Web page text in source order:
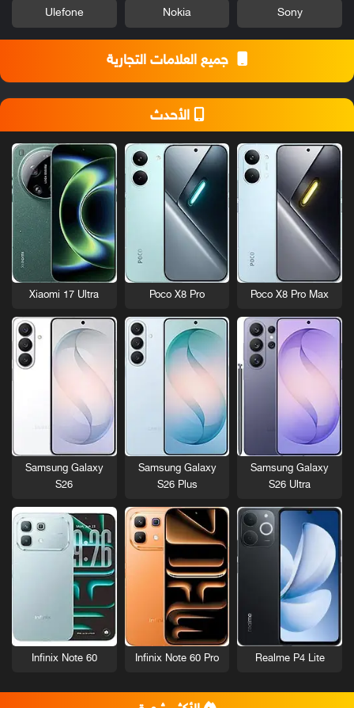
Sony
Nokia
Ulefone
جميع العلامات التجارية
الأحدث
Poco X8 Pro Max
Poco X8 Pro
Xiaomi 17 Ultra
Samsung Galaxy
S26 Ultra
Samsung Galaxy
S26 Plus
Samsung Galaxy
S26
Realme P4 Lite
Infinix Note 60 Pro
Infinix Note 60